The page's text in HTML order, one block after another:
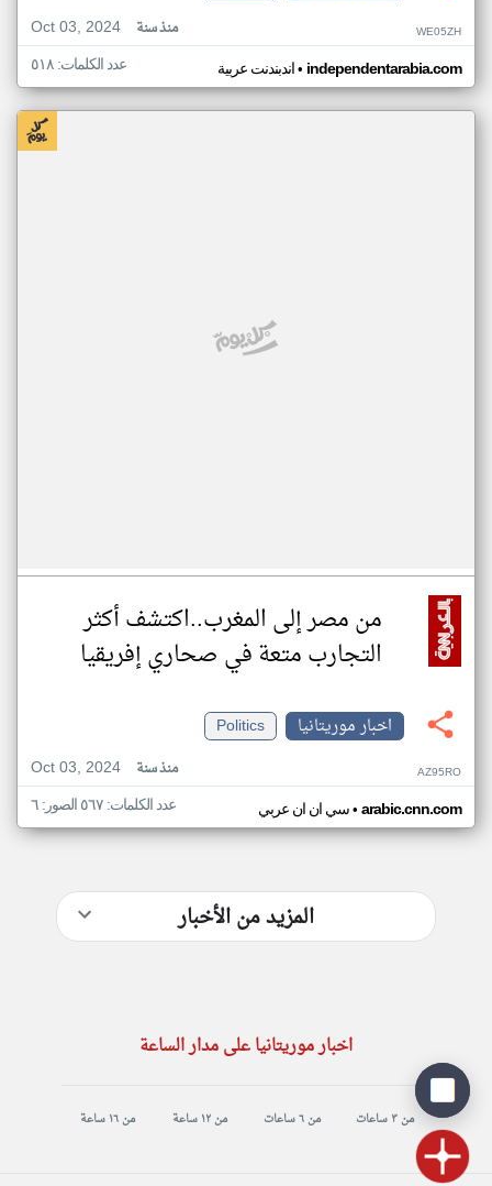
Oct 03, 2024
منذ سنة WE05ZH
اندبندنت عربية• independentarabia.com عدد الكلمات: ٥١٨
من مصر إلى المغرب..اكتشف أكثر
التجارب متعة في صحاري إفريقيا
اخبار موريتانيا
Politics
Oct 03, 2024
منذ سنة AZ95RO
سي ان ان عربي• arabic.cnn.com عدد الكلمات: ٥٦٧ الصور: ٦
المزيد من الأخبار
اخبار موريتانيا على مدار الساعة
من ٣ ساعات من ٦ ساعات من ١٢ ساعة من ١٦ ساعة